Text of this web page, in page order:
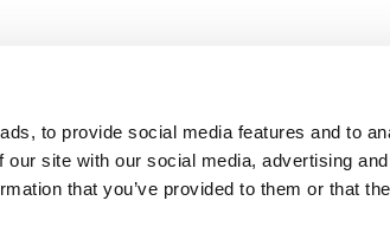
to provide social media features and to
site with our social media, advertising
that you’ve provided to them or that